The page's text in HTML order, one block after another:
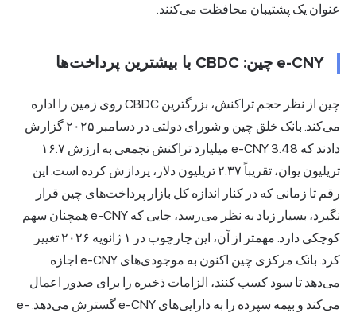
عنوان یک پشتیبان محافظت می‌کنند.
e-CNY چین: CBDC با بیشترین پرداخت‌ها
چین از نظر حجم تراکنش، بزرگترین CBDC روی زمین را اداره
می‌کند. بانک خلق چین و شورای دولتی در دسامبر ۲۰۲۵ گزارش
دادند که e-CNY 3.48 میلیارد تراکنش تجمعی به ارزش ۱۶.۷
تریلیون یوان، تقریباً ۲.۳۷ تریلیون دلار، پردازش کرده است. این
رقم تا زمانی که در کنار اندازه کل بازار پرداخت‌های چین قرار
نگیرد، بسیار زیاد به نظر می‌رسد، جایی که e-CNY همچنان سهم
کوچکی دارد. مهمتر از آن، این چارچوب در ۱ ژانویه ۲۰۲۶ تغییر
کرد. بانک مرکزی چین اکنون به موجودی‌های e-CNY اجازه
می‌دهد تا سود کسب کنند، الزامات ذخیره را برای صدور اعمال
می‌کند و بیمه سپرده را به دارایی‌های e-CNY گسترش می‌دهد. e-